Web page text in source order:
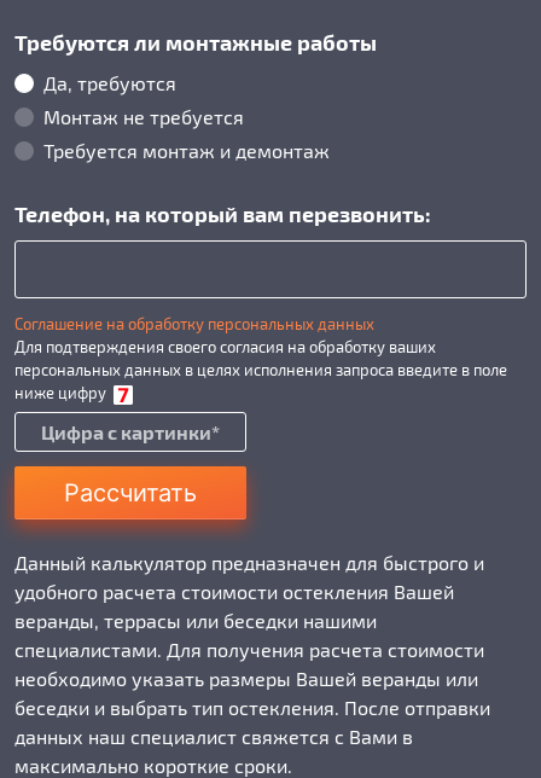
Требуются ли монтажные работы
Да, требуются
Монтаж не требуется
Требуется монтаж и демонтаж
Телефон, на который вам перезвонить:
Соглашение на обработку персональных данных
Для подтверждения своего согласия на обработку ваших
персональных данных в целях исполнения запроса введите в поле
ниже цифру
Рассчитать
Данный калькулятор предназначен для быстрого и
удобного расчета стоимости остекления Вашей
веранды, террасы или беседки нашими
специалистами. Для получения расчета стоимости
необходимо указать размеры Вашей веранды или
беседки и выбрать тип остекления. После отправки
данных наш специалист свяжется с Вами в
максимально короткие сроки.